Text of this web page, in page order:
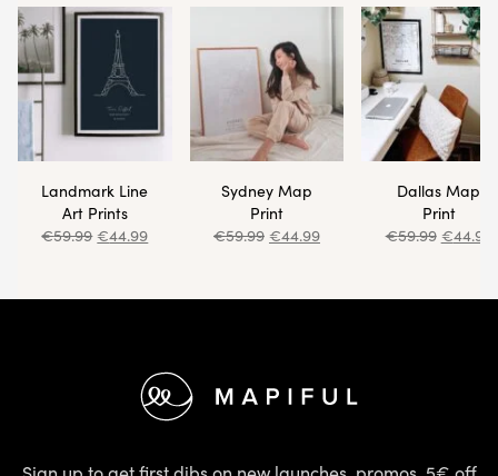
Landmark Line
Art Prints
€59.99 €44.99
Sydney Map
Print
€59.99 €44.99
Dallas Map
Print
€59.99 €44.99